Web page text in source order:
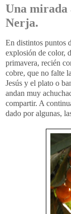
Una mirada
Nerja.
En distintos puntos
explosión de color,
primavera, recién
cobre, que no falte
Jesús y el plato o
andan muy
compartir. A
dado por algunas,